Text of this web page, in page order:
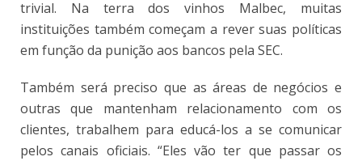
trivial. Na terra dos vinhos Malbec, muitas
instituições também começam a rever suas políticas
em função da punição aos bancos pela SEC.
Também será preciso que as áreas de negócios e
outras que mantenham relacionamento com os
clientes, trabalhem para educá-los a se comunicar
pelos canais oficiais. “Eles vão ter que passar os